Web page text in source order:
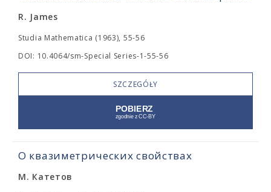
R. James
Studia Mathematica (1963), 55-56
DOI: 10.4064/sm-Special Series-1-55-56
SZCZEGÓŁY
О квазиметрических свойствах
М. Катетов